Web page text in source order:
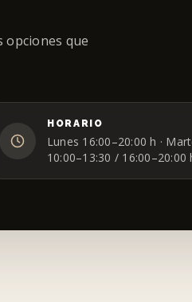
opciones que
HORARIO
Lunes 16:00–20:00 h ·
10:00–13:30 / 16:00–20:00